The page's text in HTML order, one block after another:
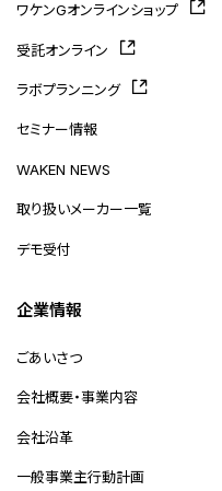
ワケンGオンラインショップ
受託オンライン
ラボプランニング
セミナー情報
WAKEN NEWS
取り扱いメーカー一覧
デモ受付
企業情報
ごあいさつ
会社概要・事業内容
会社沿革
一般事業主行動計画